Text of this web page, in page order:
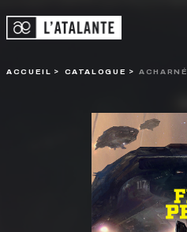
ACCUEIL CATALOGUE ACHARNÉ